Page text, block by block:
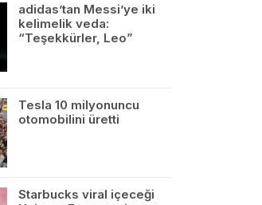
adidas’tan Messi’ye iki
kelimelik veda:
“Teşekkürler, Leo”
Tesla 10 milyonuncu
otomobilini üretti
Starbucks viral içeceği